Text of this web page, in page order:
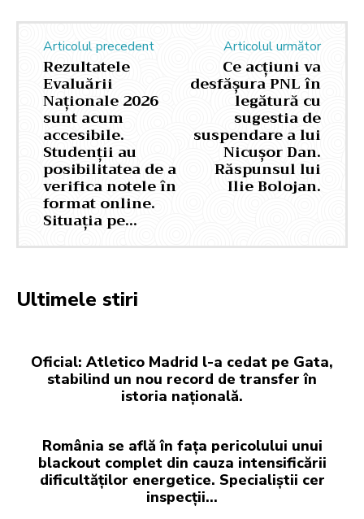
Articolul precedent
Rezultatele
Evaluării
Naționale 2026
sunt acum
accesibile.
Studenții au
posibilitatea de a
verifica notele în
format online.
Situația pe…
Articolul următor
Ce acțiuni va
desfășura PNL în
legătură cu
sugestia de
suspendare a lui
Nicușor Dan.
Răspunsul lui
Ilie Bolojan.
Ultimele stiri
Oficial: Atletico Madrid l-a cedat pe Gata,
stabilind un nou record de transfer în
istoria națională.
România se află în fața pericolului unui
blackout complet din cauza intensificării
dificultăților energetice. Specialiștii cer
inspecții…